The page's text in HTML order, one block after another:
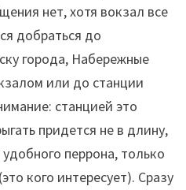
нет, хотя вокзал все
добраться до
города, Набережные
или до станции
станцией это
придется не в длину,
перрона, только
кого интересует). Сразу